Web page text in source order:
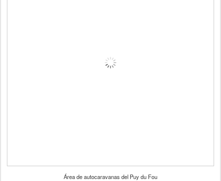
Área de autocaravanas del Puy du Fou